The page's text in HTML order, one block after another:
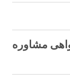
مشاوره